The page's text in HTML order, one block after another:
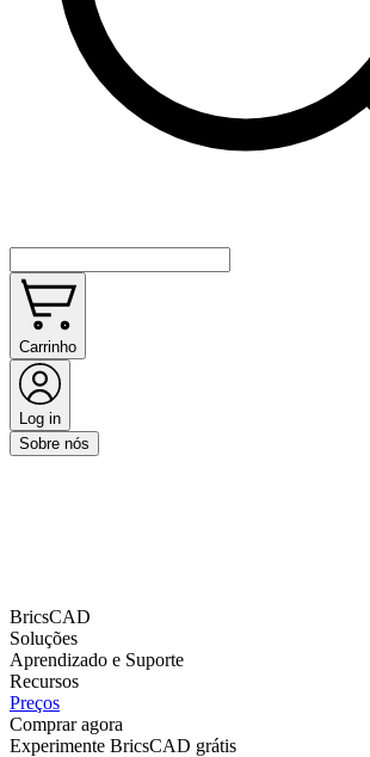
Carrinho
Log in
Sobre nós
BricsCAD
Soluções
Aprendizado e Suporte
Recursos
Preços
Comprar agora
Experimente BricsCAD grátis